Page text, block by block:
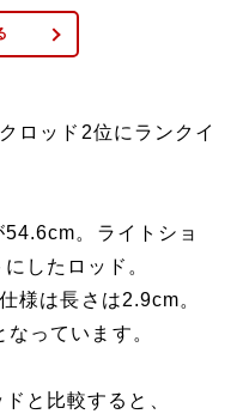
ロッド2位にランクイ
。ライトショ
したロッド。
様は長さは2.9cm。
っています。
と比較すると、